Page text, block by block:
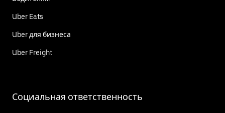
Uber Eats
Uber для бизнеса
Uber Freight
Социальная ответственность